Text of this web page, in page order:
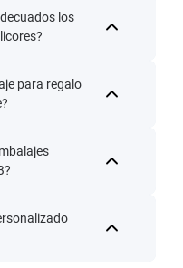
los
para regalo